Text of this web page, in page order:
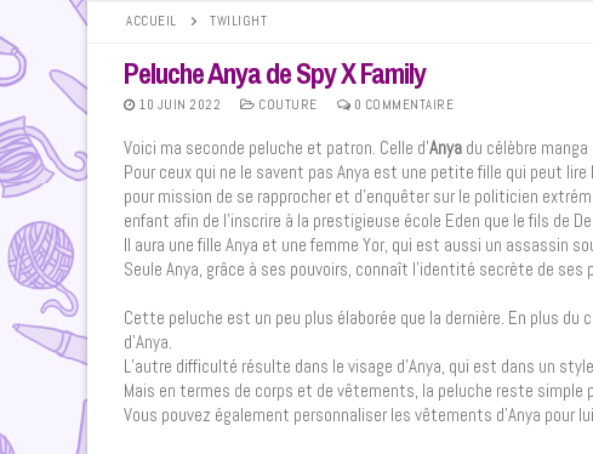
ACCUEIL TWILIGHT
Peluche Anya de Spy X Family
10 JUIN 2022 COUTURE 0 COMMENTAIRE
Voici ma seconde peluche et patron. Celle d’Anya du célèbre manga
Pour ceux qui ne le savent pas Anya est une petite fille qui peut
pour mission de se rapprocher et d’enquêter sur le politicien
enfant afin de l’inscrire à la prestigieuse école Eden que le fils de
Il aura une fille Anya et une femme Yor, qui est aussi un assassin
Seule Anya, grâce à ses pouvoirs, connaît l’identité secrète de
Cette peluche est un peu plus élaborée que la dernière. En plus
d’Anya.
L’autre difficulté résulte dans le visage d’Anya, qui est dans un
Mais en termes de corps et de vêtements, la peluche reste simple
Vous pouvez également personnaliser les vêtements d’Anya pour